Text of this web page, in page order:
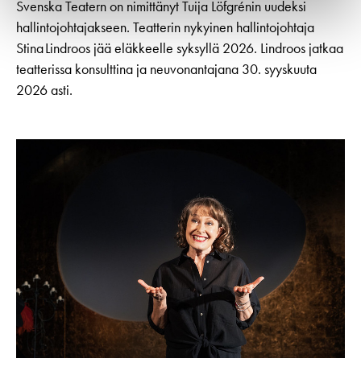
Svenska Teatern on nimittänyt Tuija Löfgrénin uudeksi
hallintojohtajakseen. Teatterin nykyinen hallintojohtaja
Stina Lindroos jää eläkkeelle syksyllä 2026. Lindroos jatkaa
teatterissa konsulttina ja neuvonantajana 30. syyskuuta
2026 asti.